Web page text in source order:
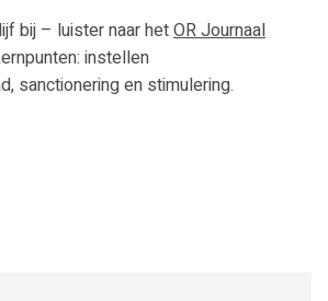
bij – luister naar hetOR Journaal
instellen
sanctionering en stimulering.